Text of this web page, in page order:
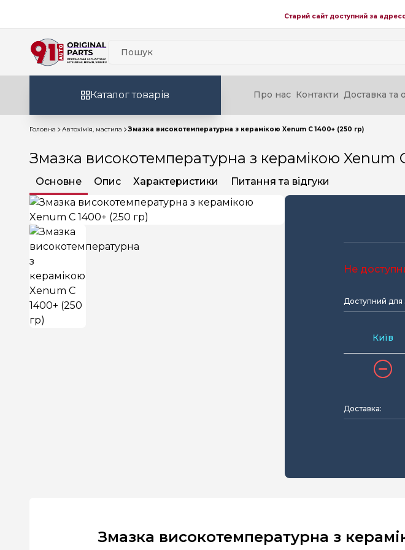
Старий сайт доступний за
Каталог товарів Про нас Контакти Доставка та
Головна Автохімія, мастила Змазка високотемпературна з керамікою Xenum C 1400+ (250 гр)
Змазка високотемпературна з керамікою Xenum
Основне Опис Характеристики Питання та відгуки
Не
Доступний для
Київ
Доставка:
Змазка високотемпературна з